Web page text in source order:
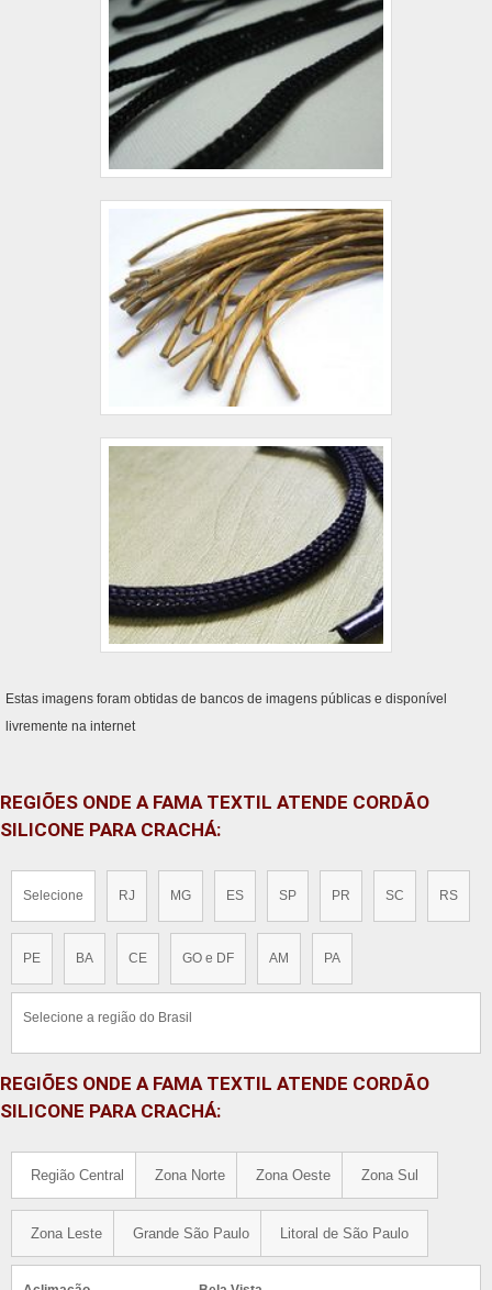
Estas imagens foram obtidas de bancos de imagens públicas e disponível
livremente na internet
REGIÕES ONDE A FAMA TEXTIL ATENDE CORDÃO
SILICONE PARA CRACHÁ:
Selecione RJ MG ES SP PR SC RS
PE BA CE GO e DF AM PA
Selecione a região do Brasil
REGIÕES ONDE A FAMA TEXTIL ATENDE CORDÃO
SILICONE PARA CRACHÁ:
Região Central Zona Norte Zona Oeste Zona Sul
Zona Leste Grande São Paulo Litoral de São Paulo